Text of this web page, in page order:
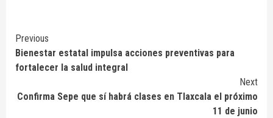
Continue
Reading
Previous
Bienestar estatal impulsa acciones preventivas para
fortalecer la salud integral
Next
Confirma Sepe que sí habrá clases en Tlaxcala el próximo
11 de junio